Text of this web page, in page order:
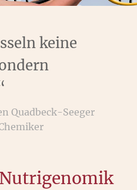
keine
Quadbeck-Seeger